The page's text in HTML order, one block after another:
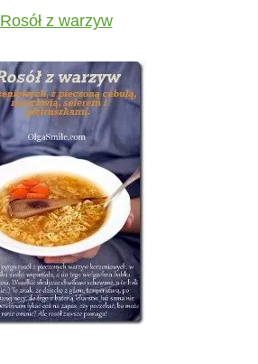
Rosół z warzyw